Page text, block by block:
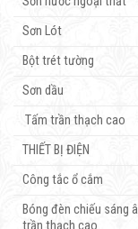
Sơn Lót
Bột trét tường
Sơn dầu
Tấm trần thạch cao
THIẾT BỊ ĐIỆN
Công tắc ổ cắm
Bóng đèn chiếu sáng